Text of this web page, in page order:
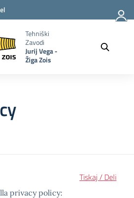
Tehniški
Zavodi
Jurij Vega -
Žiga Zois
Tiskaj / Deli
privacy policy: